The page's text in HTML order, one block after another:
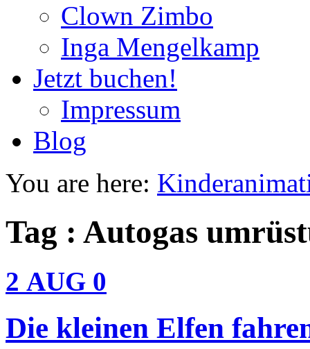
Clown Zimbo
Inga Mengelkamp
Jetzt buchen!
Impressum
Blog
You are here:
Tag : Autogas
2 AUG 0
Die kleinen Elfen